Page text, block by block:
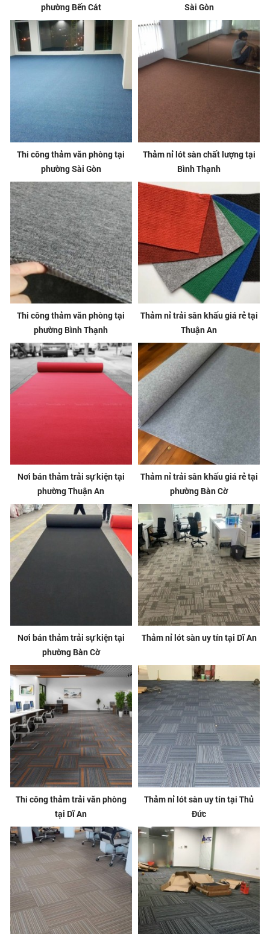
phường Bến Cát
Sài Gòn
Thi công thảm văn phòng tại
phường Sài Gòn
Thảm nỉ lót sàn chất lượng tại
Bình Thạnh
Thi công thảm văn phòng tại
phường Bình Thạnh
Thảm nỉ trải sân khấu giá rẻ tại
Thuận An
Nơi bán thảm trải sự kiện tại
phường Thuận An
Thảm nỉ trải sân khấu giá rẻ tại
phường Bàn Cờ
Nơi bán thảm trải sự kiện tại
phường Bàn Cờ
Thảm nỉ lót sàn uy tín tại Dĩ An
Thi công thảm trải văn phòng
tại Dĩ An
Thảm nỉ lót sàn uy tín tại Thủ
Đức